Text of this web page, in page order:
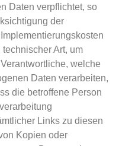
Daten verpflichtet, so
der
Art, um
welche
Daten verarbeiten,
die betroffene Person
Links zu diesen
Kopien oder